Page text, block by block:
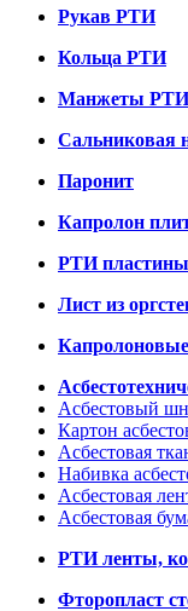
Рукав РТИ
Кольца РТИ
Манжеты РТИ
Сальниковая
Паронит
Капролон
РТИ пластины
Лист из
Асбестовый
Картон
Асбестовая
Набивка
Асбестовая
Асбестовая
РТИ ленты,
Фторопласт